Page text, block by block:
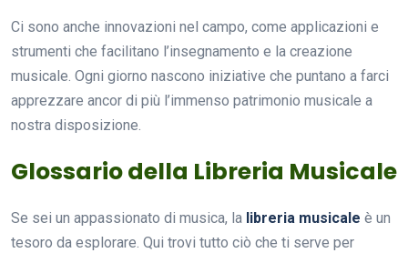
Ci sono anche innovazioni nel campo, come applicazioni e
strumenti che facilitano l’insegnamento e la creazione
musicale. Ogni giorno nascono iniziative che puntano a farci
apprezzare ancor di più l’immenso patrimonio musicale a
nostra disposizione.
Glossario della Libreria Musicale
Se sei un appassionato di musica, la libreria musicale è un
tesoro da esplorare. Qui trovi tutto ciò che ti serve per